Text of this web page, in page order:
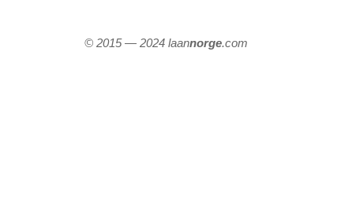
© 2015 — 2024 laannorge.com